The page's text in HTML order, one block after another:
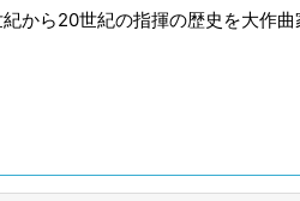
から20世紀の指揮の歴史を大作